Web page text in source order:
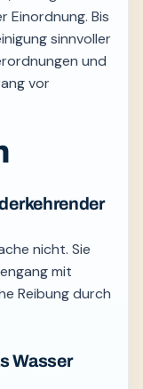
Einordnung. Bis
sinnvoller
und
vor
nicht. Sie
mit
Reibung durch
Wasser